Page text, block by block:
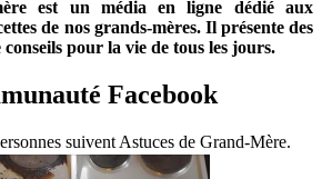
est un média en ligne dédié aux
de nos grands-mères. Il présente des
conseils pour la vie de tous les jours.
Facebook
suivent Astuces de Grand-Mère.